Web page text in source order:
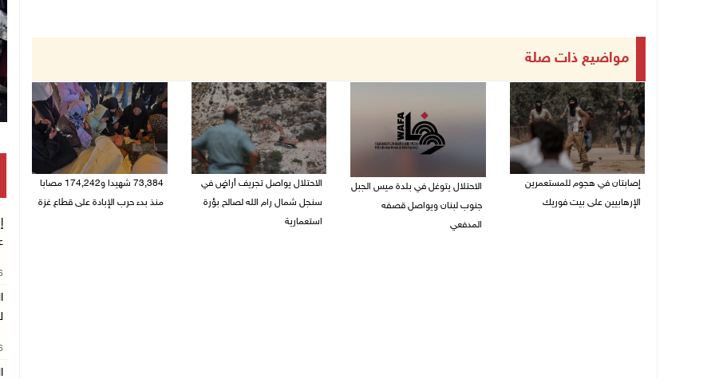
مواضيع ذات صلة
إصابتان في هجوم للمستعمرين
الإرهابيين على بيت فوريك
الاحتلال يتوغل في بلدة ميس الجبل
جنوب لبنان ويواصل قصفه
المدفعي
الاحتلال يواصل تجريف أراضٍ في
سنجل شمال رام الله لصالح بؤرة
استعمارية
73,384 شهيدا و174,242 مصابا
منذ بدء حرب الإبادة على قطاع غزة